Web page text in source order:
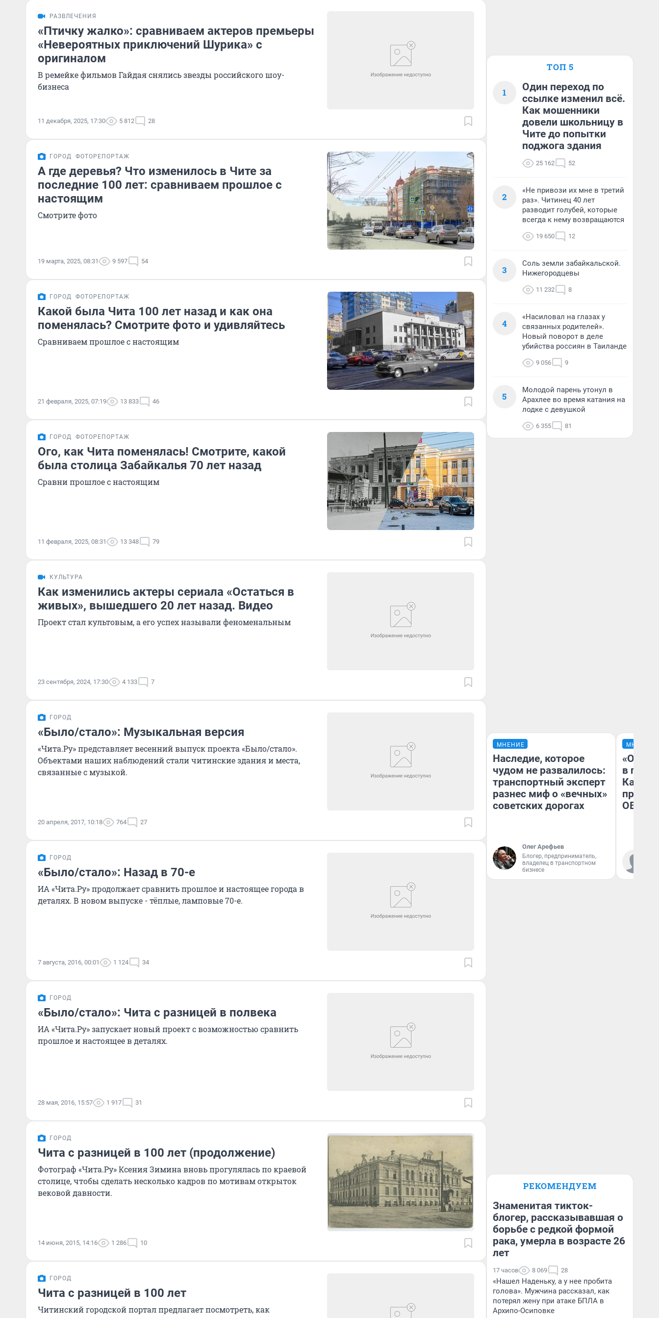
РАЗВЛЕЧЕНИЯ
«Птичку жалко»: сравниваем актеров премьеры
«Невероятных приключений Шурика» с
оригиналом
В ремейке фильмов Гайдая снялись звезды российского шоу-
бизнеса
11 декабря, 2025, 17:30 5 812 28
ГОРОД ФОТОРЕПОРТАЖ
А где деревья? Что изменилось в Чите за
последние 100 лет: сравниваем прошлое с
настоящим
Смотрите фото
19 марта, 2025, 08:31 9 597 54
ГОРОД ФОТОРЕПОРТАЖ
Какой была Чита 100 лет назад и как она
поменялась? Смотрите фото и удивляйтесь
Сравниваем прошлое с настоящим
21 февраля, 2025, 07:19 13 833 46
ГОРОД ФОТОРЕПОРТАЖ
Ого, как Чита поменялась! Смотрите, какой
была столица Забайкалья 70 лет назад
Сравни прошлое с настоящим
11 февраля, 2025, 08:31 13 348 79
КУЛЬТУРА
Как изменились актеры сериала «Остаться в
живых», вышедшего 20 лет назад. Видео
Проект стал культовым, а его успех называли феноменальным
23 сентября, 2024, 17:30 4 133 7
ГОРОД
«Было/стало»: Музыкальная версия
«Чита.Ру» представляет весенний выпуск проекта «Было/стало».
Объектами наших наблюдений стали читинские здания и места,
связанные с музыкой.
20 апреля, 2017, 10:18 764 27
ГОРОД
«Было/стало»: Назад в 70-е
ИА «Чита.Ру» продолжает сравнить прошлое и настоящее города в
деталях. В новом выпуске - тёплые, ламповые 70-е.
7 августа, 2016, 00:01 1 124 34
ГОРОД
«Было/стало»: Чита с разницей в полвека
ИА «Чита.Ру» запускает новый проект с возможностью сравнить
прошлое и настоящее в деталях.
28 мая, 2016, 15:57 1 917 31
ГОРОД
Чита с разницей в 100 лет (продолжение)
Фотограф «Чита.Ру» Ксения Зимина вновь прогулялась по краевой
столице, чтобы сделать несколько кадров по мотивам открыток
вековой давности.
14 июня, 2015, 14:16 1 286 10
ГОРОД
Чита с разницей в 100 лет
Читинский городской портал предлагает посмотреть, как
ТОП 5
1
Один переход по
ссылке изменил всё.
Как мошенники
довели школьницу в
Чите до попытки
поджога здания
25 162 52
2
«Не привози их мне в третий
раз». Читинец 40 лет
разводит голубей, которые
всегда к нему возвращаются
19 650 12
3
Соль земли забайкальской.
Нижегородцевы
11 232 8
4
«Насиловал на глазах у
связанных родителей».
Новый поворот в деле
убийства россиян в Таиланде
9 056 9
5
Молодой парень утонул в
Арахлее во время катания на
лодке с девушкой
6 355 81
МНЕНИЕ
Наследие, которое
чудом не развалилось:
транспортный эксперт
разнес миф о «вечных»
советских дорогах
Олег Арефьев
Блогер, предприниматель,
владелец в транспортном
бизнесе
МНЕНИЕ
в
Как в
ОВЗ
РЕКОМЕНДУЕМ
Знаменитая тикток-
блогер, рассказывавшая о
борьбе с редкой формой
рака, умерла в возрасте 26
лет
17 часов 8 069 28
«Нашел Наденьку, а у нее пробита
голова». Мужчина рассказал, как
потерял жену при атаке БПЛА в
Архипо-Осиповке